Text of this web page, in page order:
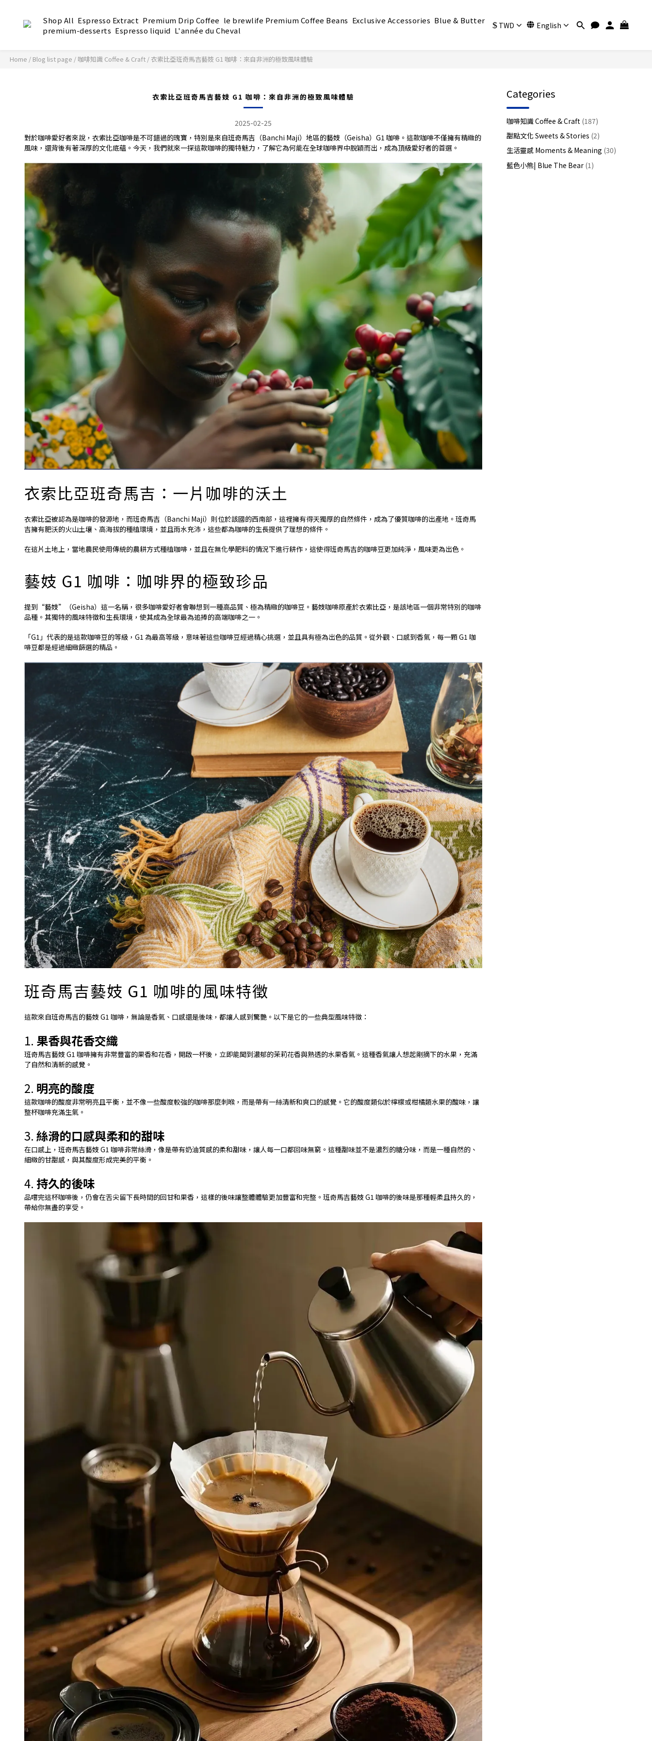
$ TWD English
Shop All Espresso Extract Premium Drip Coffee le brewlife Premium Coffee Beans Exclusive Accessories Blue & Butter
premium-desserts Espresso liquid L'année du Cheval
Home / Blog list page / 咖啡知識 Coffee & Craft / 衣索比亞班奇馬吉藝妓 G1 咖啡：來自非洲的極致風味體驗
衣索比亞班奇馬吉藝妓 G1 咖啡：來自非洲的極致風味體驗
2025-02-25
對於咖啡愛好者來說，衣索比亞咖啡是不可錯過的瑰寶，特別是來自班奇馬吉（Banchi Maji）地區的藝妓（Geisha）G1 咖啡。這款咖啡不僅擁有精緻的
風味，還背後有著深厚的文化底蘊。今天，我們就來一探這款咖啡的獨特魅力，了解它為何能在全球咖啡界中脫穎而出，成為頂級愛好者的首選。
衣索比亞班奇馬吉：一片咖啡的沃土
衣索比亞被認為是咖啡的發源地，而班奇馬吉（Banchi Maji）則位於該國的西南部，這裡擁有得天獨厚的自然條件，成為了優質咖啡的出產地。班奇馬
吉擁有肥沃的火山土壤、高海拔的種植環境，並且雨水充沛，這些都為咖啡的生長提供了理想的條件。
在這片土地上，當地農民使用傳統的農耕方式種植咖啡，並且在無化學肥料的情況下進行耕作，這使得班奇馬吉的咖啡豆更加純淨，風味更為出色。
藝妓 G1 咖啡：咖啡界的極致珍品
提到“藝妓”（Geisha）這一名稱，很多咖啡愛好者會聯想到一種高品質、極為精緻的咖啡豆。藝妓咖啡原產於衣索比亞，是該地區一個非常特別的咖啡
品種。其獨特的風味特徵和生長環境，使其成為全球最為追捧的高端咖啡之一。
「G1」代表的是這款咖啡豆的等級，G1 為最高等級，意味著這些咖啡豆經過精心挑選，並且具有極為出色的品質。從外觀、口感到香氣，每一顆 G1 咖
啡豆都是經過細緻篩選的精品。
班奇馬吉藝妓 G1 咖啡的風味特徵
這款來自班奇馬吉的藝妓 G1 咖啡，無論是香氣、口感還是後味，都讓人感到驚艷。以下是它的一些典型風味特徵：
1. 果香與花香交織
班奇馬吉藝妓 G1 咖啡擁有非常豐富的果香和花香，開啟一杯後，立即能聞到濃郁的茉莉花香與熟透的水果香氣。這種香氣讓人想起剛摘下的水果，充滿
了自然和清新的感覺。
2. 明亮的酸度
這款咖啡的酸度非常明亮且平衡，並不像一些酸度較強的咖啡那麼刺喉，而是帶有一絲清新和爽口的感覺。它的酸度類似於檸檬或柑橘類水果的酸味，讓
整杯咖啡充滿生氣。
3. 絲滑的口感與柔和的甜味
在口感上，班奇馬吉藝妓 G1 咖啡非常絲滑，像是帶有奶油質感的柔和甜味，讓人每一口都回味無窮。這種甜味並不是濃烈的糖分味，而是一種自然的、
細緻的甘甜感，與其酸度形成完美的平衡。
4. 持久的後味
品嚐完這杯咖啡後，仍會在舌尖留下長時間的回甘和果香，這樣的後味讓整體體驗更加豐富和完整。班奇馬吉藝妓 G1 咖啡的後味是那種輕柔且持久的，
帶給你無盡的享受。
Categories
咖啡知識 Coffee & Craft (187)
甜點文化 Sweets & Stories (2)
生活靈感 Moments & Meaning (30)
藍色小熊| Blue The Bear (1)